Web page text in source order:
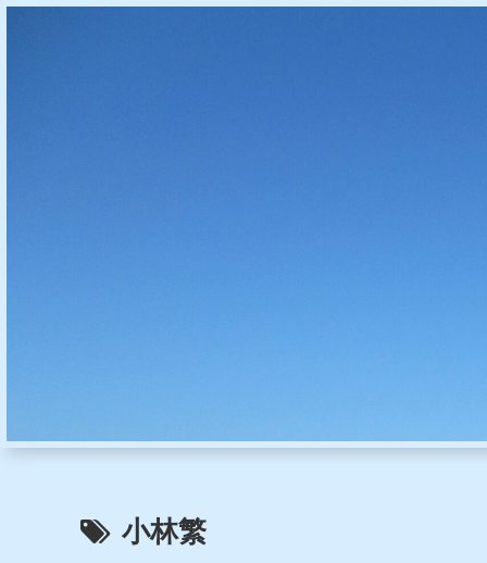
小林繁